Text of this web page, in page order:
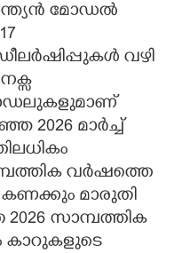
മോഡൽ
വഴി
2026 മാർച്ച്
വർഷത്തെ
കണക്കും മാരുതി
സാമ്പത്തിക
കാറുകളുടെ